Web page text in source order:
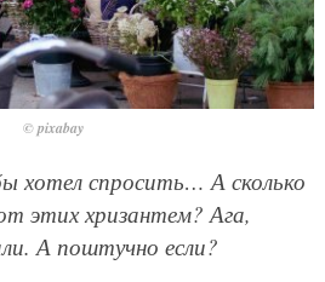
© pixabay
хотел спросить… А сколько
этих хризантем? Ага,
А поштучно если?